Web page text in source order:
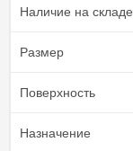
Наличие на складе
Размер
Поверхность
Назначение